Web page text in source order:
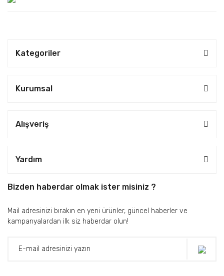
Kategoriler
Kurumsal
Alışveriş
Yardım
Bizden haberdar olmak ister misiniz ?
Mail adresinizi bırakın en yeni ürünler, güncel haberler ve
kampanyalardan ilk siz haberdar olun!